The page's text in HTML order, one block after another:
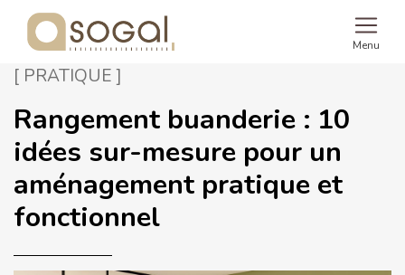
Menu
[ PRATIQUE ]
Rangement buanderie : 10
idées sur-mesure pour un
aménagement pratique et
fonctionnel